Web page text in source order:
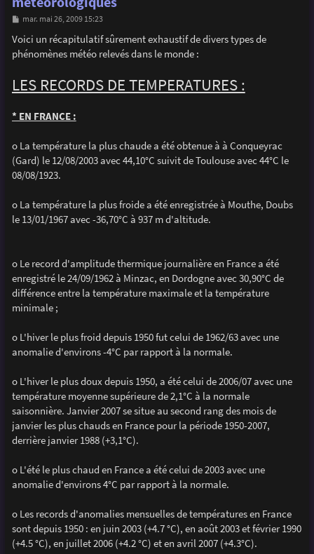
M
s
s
a
mar. mai 26, 2009 15:23
Voici un récapitulatif sûrement exhaustif de divers types de
phénomènes météo relevés dans le monde :
LES RECORDS DE TEMPERATURES :
* EN FRANCE :
o La température la plus chaude a été obtenue à à Conqueyrac
(Gard) le 12/08/2003 avec 44,10°C suivit de Toulouse avec 44°C le
08/08/1923.
o La température la plus froide a été enregistrée à Mouthe, Doubs
le 13/01/1967 avec -36,70°C à 937 m d'altitude.
o Le record d'amplitude thermique journalière en France a été
enregistré le 24/09/1962 à Minzac, en Dordogne avec 30,90°C de
différence entre la température maximale et la température
minimale ;
o L'hiver le plus froid depuis 1950 fut celui de 1962/63 avec une
anomalie d'environs -4°C par rapport à la normale.
o L'hiver le plus doux depuis 1950, a été celui de 2006/07 avec une
température moyenne supérieure de 2,1°C à la normale
saisonnière. Janvier 2007 se situe au second rang des mois de
janvier les plus chauds en France pour la période 1950-2007,
derrière janvier 1988 (+3,1°C).
o L'été le plus chaud en France a été celui de 2003 avec une
anomalie d'environs 4°C par rapport à la normale.
o Les records d'anomalies mensuelles de températures en France
sont depuis 1950 : en juin 2003 (+4.7 °C), en août 2003 et février 1990
(+4.5 °C), en juillet 2006 (+4.2 °C) et en avril 2007 (+4.3°C).